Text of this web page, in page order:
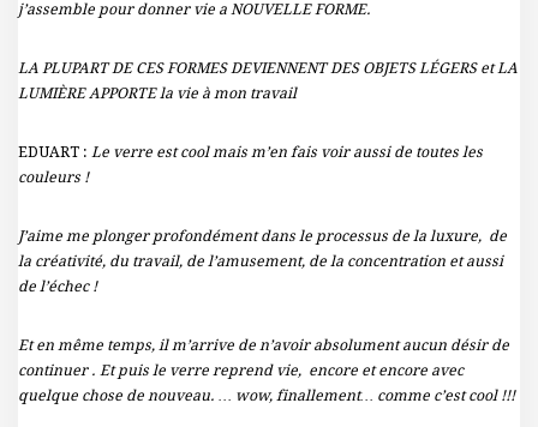
j’assemble pour donner vie a NOUVELLE FORME.
LA PLUPART DE CES FORMES DEVIENNENT DES OBJETS LÉGERS et LA
LUMIÈRE APPORTE la vie à mon travail
EDUART : Le verre est cool mais m’en fais voir aussi de toutes les
couleurs !
J’aime me plonger profondément dans le processus de la luxure, de
la créativité, du travail, de l’amusement, de la concentration et aussi
de l’échec !
Et en même temps, il m’arrive de n’avoir absolument aucun désir de
continuer . Et puis le verre reprend vie, encore et encore avec
quelque chose de nouveau. … wow, finallement… comme c’est cool !!!